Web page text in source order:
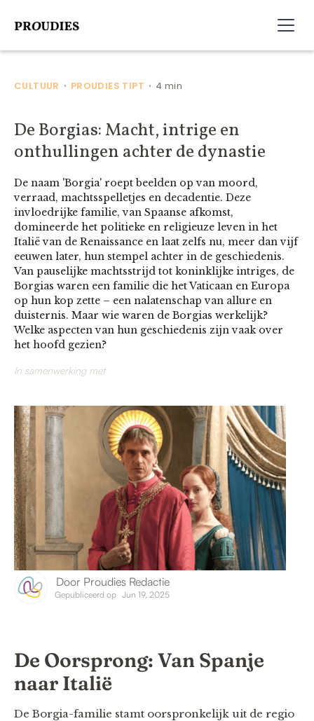
CULTUUR • PROUDIES TIPT • 4 min
De Borgias: Macht, intrige en
onthullingen achter de dynastie
De naam 'Borgia' roept beelden op van moord,
verraad, machtsspelletjes en decadentie. Deze
invloedrijke familie, van Spaanse afkomst,
domineerde het politieke en religieuze leven in het
Italië van de Renaissance en laat zelfs nu, meer dan vijf
eeuwen later, hun stempel achter in de geschiedenis.
Van pauselijke machtsstrijd tot koninklijke intriges, de
Borgias waren een familie die het Vaticaan en Europa
op hun kop zette – een nalatenschap van allure en
duisternis. Maar wie waren de Borgias werkelijk?
Welke aspecten van hun geschiedenis zijn vaak over
het hoofd gezien?
In samenwerking met
Door Proudies Redactie
Gepubliceerd op Jun 19, 2025
De Oorsprong: Van Spanje
naar Italië
De Borgia-familie stamt oorspronkelijk uit de regio